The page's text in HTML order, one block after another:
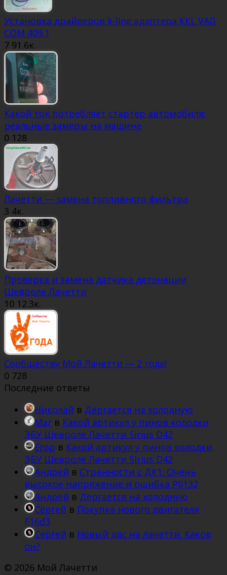
Установка драйверов k-line адаптера ККL VAG
COM 409.1
7 91.6к.
Какой ток потребляет стартер автомобиля:
реальные замеры на машине
0 128
Лачетти — замена топливного фильтра
3 4к.
Проверка и замена датчика детонации
Шевроле Лачетти
10 12.3к.
Сообществу Мой Лачетти — 2 года!
0 728
Последние ответы
Николай в Дёргается на холодную
Mar в Какой артикул у пинов колодки
ЭБУ Шевроле Лачетти Sirius D42
Егор в Какой артикул у пинов колодки
ЭБУ Шевроле Лачетти Sirius D42
Андрей в Странности с ДК1: Очень
высокое напряжение и ошибка Р0132
Андрей в Дёргается на холодную
Сергей в Покупка нового двигателя
F16d3
Сергей в Новый двс на лачетти. Каков
он?
© 2026 Мой Лачетти